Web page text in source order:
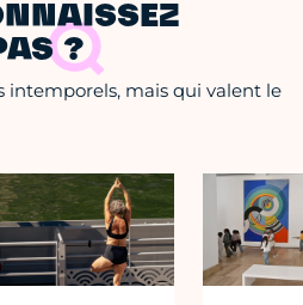
?
intemporels, mais qui valent le